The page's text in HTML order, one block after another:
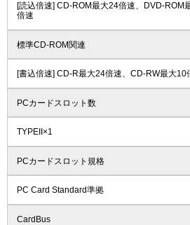
[読込倍速] CD-ROM最大24倍速、DVD-ROM
倍速
標準CD-ROM関連
[書込倍速] CD-R最大24倍速、CD-RW最大10
PCカードスロット数
TYPEII×1
PCカードスロット規格
PC Card Standard準拠
CardBus